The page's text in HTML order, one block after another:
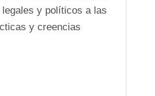
y políticos a las
y creencias